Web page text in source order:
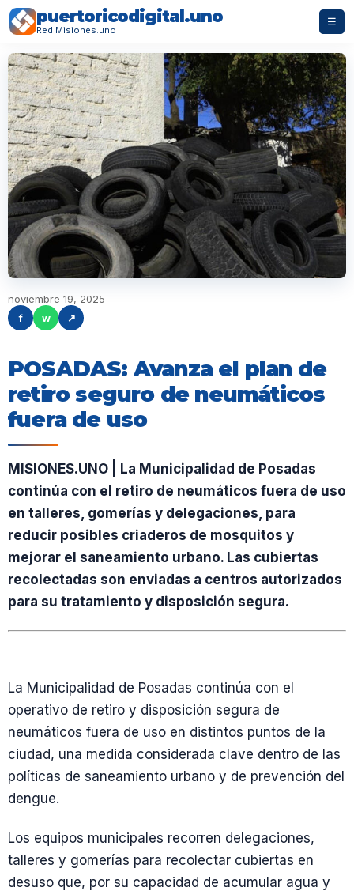
puertoricodigital.uno
Red Misiones.uno
☰
noviembre 19, 2025
f
w ↗
POSADAS: Avanza el plan de
retiro seguro de neumáticos
fuera de uso
MISIONES.UNO | La Municipalidad de Posadas
continúa con el retiro de neumáticos fuera de uso
en talleres, gomerías y delegaciones, para
reducir posibles criaderos de mosquitos y
mejorar el saneamiento urbano. Las cubiertas
recolectadas son enviadas a centros autorizados
para su tratamiento y disposición segura.
La Municipalidad de Posadas continúa con el
operativo de retiro y disposición segura de
neumáticos fuera de uso en distintos puntos de la
ciudad, una medida considerada clave dentro de las
políticas de saneamiento urbano y de prevención del
dengue.
Los equipos municipales recorren delegaciones,
talleres y gomerías para recolectar cubiertas en
desuso que, por su capacidad de acumular agua y